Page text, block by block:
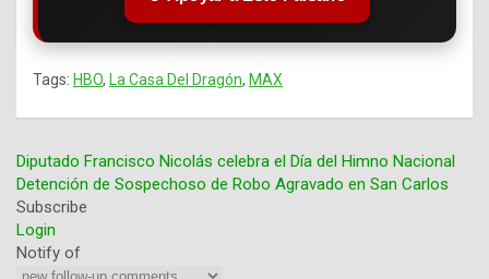
Tags: HBO, La Casa Del Dragón, MAX
Navegación
de
Diputado Francisco Nicolás celebra el Día del Himno Nacional
Detención de Sospechoso de Robo Agravado en San Carlos
Subscribe
Login
Notify of